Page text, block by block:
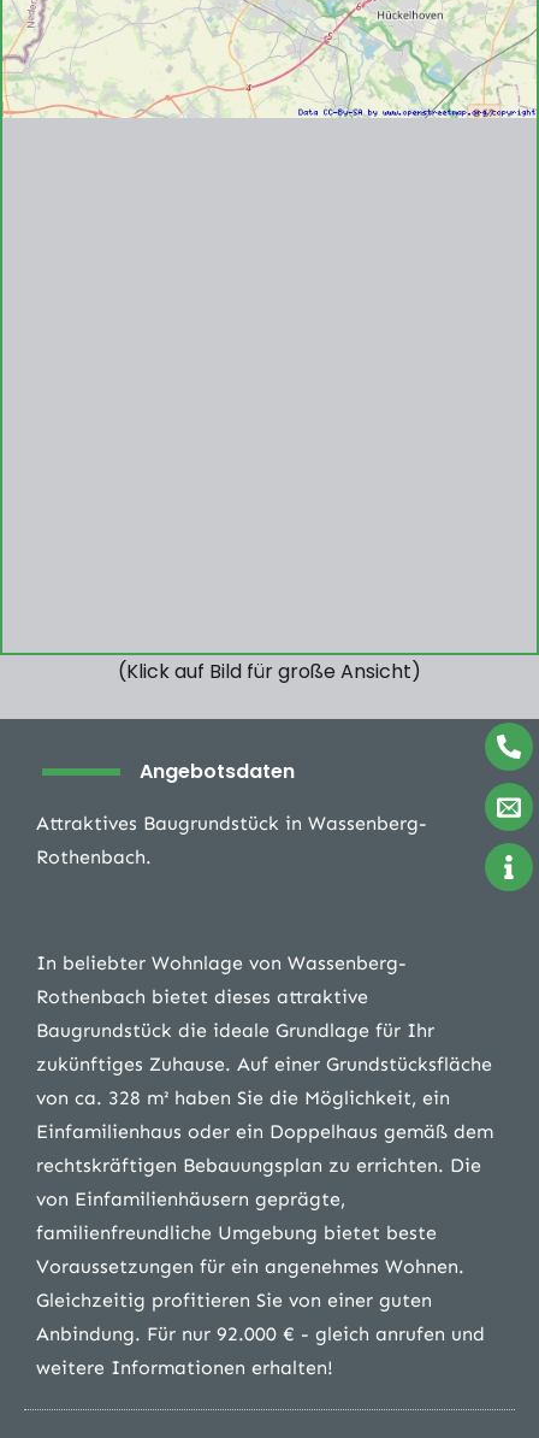
(Klick auf Bild für große Ansicht)
Angebotsdaten
Attraktives Baugrundstück in Wassenberg-
Rothenbach.
In beliebter Wohnlage von Wassenberg-
Rothenbach bietet dieses attraktive
Baugrundstück die ideale Grundlage für Ihr
zukünftiges Zuhause. Auf einer Grundstücksfläche
von ca. 328 m² haben Sie die Möglichkeit, ein
Einfamilienhaus oder ein Doppelhaus gemäß dem
rechtskräftigen Bebauungsplan zu errichten. Die
von Einfamilienhäusern geprägte,
familienfreundliche Umgebung bietet beste
Voraussetzungen für ein angenehmes Wohnen.
Gleichzeitig profitieren Sie von einer guten
Anbindung. Für nur 92.000 € - gleich anrufen und
weitere Informationen erhalten!